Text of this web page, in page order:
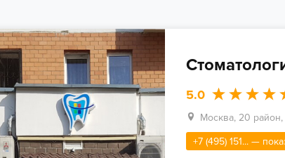
5.0
Москва, 20
+7 (495) 151... —